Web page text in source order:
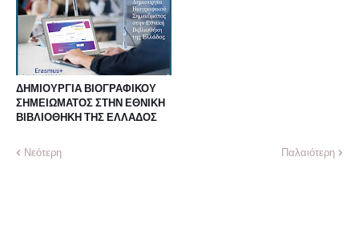
ΔΗΜΙΟΥΡΓΙΑ ΒΙΟΓΡΑΦΙΚΟΥ
ΣΗΜΕΙΩΜΑΤΟΣ ΣΤΗΝ ΕΘΝΙΚΗ
ΒΙΒΛΙΟΘΗΚΗ ΤΗΣ ΕΛΛΑΔΟΣ
Νεότερη Παλαιότερη